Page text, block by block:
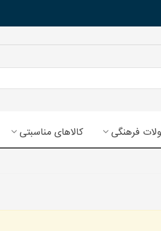
فرهنگی کالاهای مناسبتی